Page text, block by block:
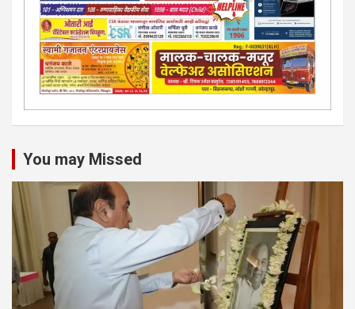
You may Missed